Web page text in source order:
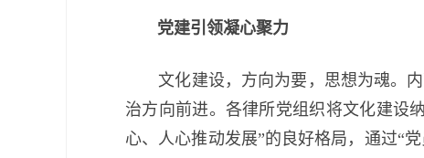
党建引领凝心聚力
文化建设，方向为要，思想为魂。内
治方向前进。各律所党组织将文化建设
心、人心推动发展”的良好格局，通过“